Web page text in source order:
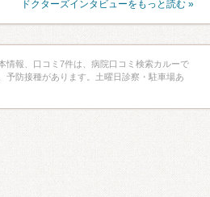
ドクターズインタビューをもっと読む »
情報、口コミ7件は、病院口コミ検索カルーで
予防接種があります。土曜日診察・駐車場あ